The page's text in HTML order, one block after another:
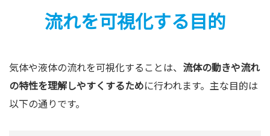
流れを可視化する目的
気体や液体の流れを可視化することは、 流体の動きや流れ
の特性を理解しやすくするために行われます。主な目的は
以下の通りです。